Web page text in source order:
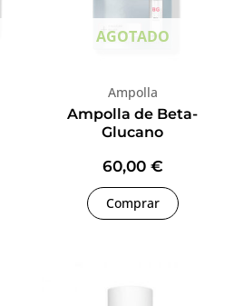
AGOTADO
Ampolla
Ampolla de Beta-
Glucano
60,00 €
Comprar